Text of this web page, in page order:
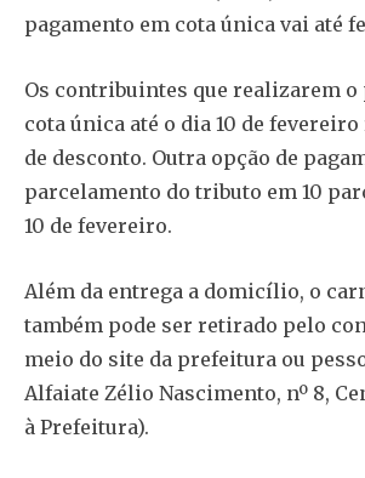
pagamento em cota única vai até
Os contribuintes que realizarem o
cota única até o dia 10 de fevereiro
de desconto. Outra opção de
parcelamento do tributo em 10
10 de fevereiro.
Além da entrega a domicílio, o
também pode ser retirado pelo
meio do site da prefeitura ou
Alfaiate Zélio Nascimento, nº 8,
à Prefeitura).